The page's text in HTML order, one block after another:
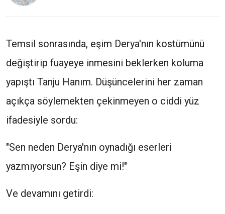
Temsil sonrasında, eşim Derya'nın kostümünü
değiştirip fuayeye inmesini beklerken koluma
yapıştı Tanju Hanım. Düşüncelerini her zaman
açıkça söylemekten çekinmeyen o ciddi yüz
ifadesiyle sordu:
"Sen neden Derya'nın oynadığı eserleri
yazmıyorsun? Eşin diye mi!"
Ve devamını getirdi: